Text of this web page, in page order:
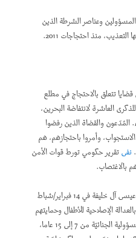
وعناصر الشرطة الذين
منذ احتجاجات 2011.
تتعلق بالاحتجاج في مطلع
السابقة للذكرى العاشرة لانتفاضة البحرين،
المُدّعون والقضاة الذين رفضوا
وأمروا باحتجازهم، هم
نفىتقرير حكومي تورط قوات الأمن
بالاغتصاب.
في تطوّر إيجابي، وافق الملك حمد بن عيسى آل خليفة في 14 فبراير/شباط
الإصلاحية للأطفال وحمايتهم
من سوء المعاملة"، الذي رفّع سنّ المسؤولية الجنائيّة من 7 إلى 15 عاما،